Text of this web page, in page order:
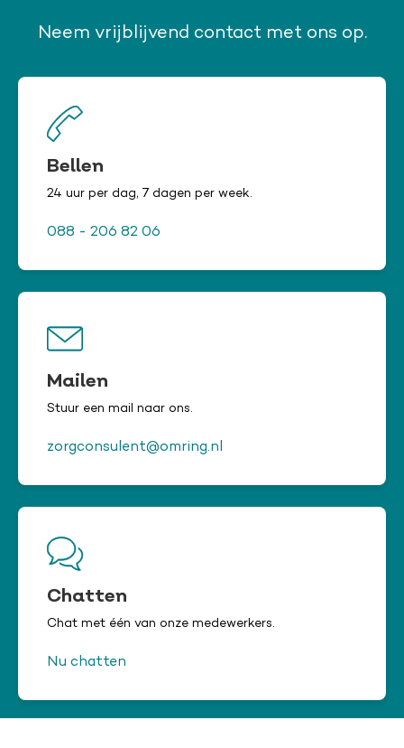
Neem vrijblijvend contact met ons op.
Bellen
24 uur per dag, 7 dagen per week.
088 - 206 82 06
Mailen
Stuur een mail naar ons.
zorgconsulent@omring.nl
Chatten
Chat met één van onze medewerkers.
Nu chatten